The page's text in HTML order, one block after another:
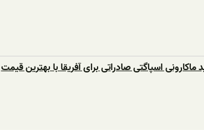
ماکارونی اسپاگتی صادراتی برای آفریقا با بهترین قیمت